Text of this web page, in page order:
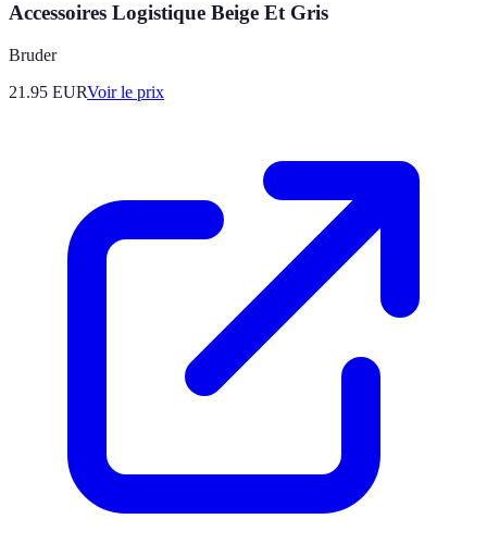
Accessoires Logistique Beige Et Gris
Bruder
21.95 EURVoir le prix